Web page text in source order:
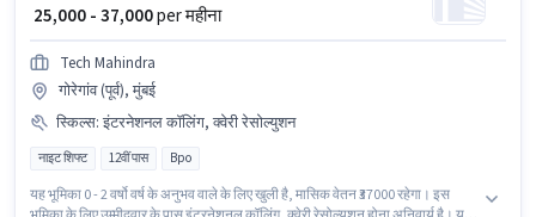
₹ 25,000 - 37,000per महीना
Tech Mahindra
गोरेगांव (पूर्व), मुंबई
स्किल्स: इंटरनेशनल कॉलिंग, क्वेरी रेसोल्युशन
नाइट शिफ्ट 12वीं पास Bpo
यह भूमिका 0 - 2 वर्षो वर्ष के अनुभव वाले के लिए खुली है, मासिक वेतन ₹37000 रहेगा। इस